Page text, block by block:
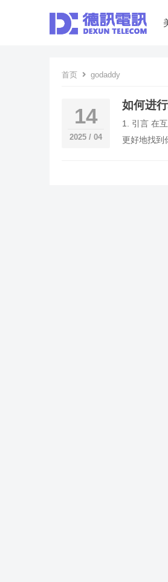
首页 godaddy
14
2025 / 04
如何进
1. 引言 在
更好地找到